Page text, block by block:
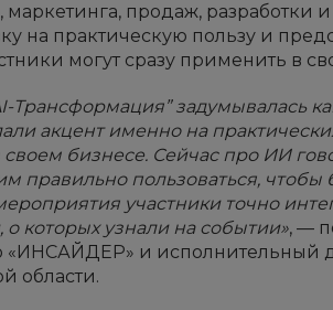
продаж, разработки
на практическую пользу и
могут сразу применить в
Трансформация” задумывалась
акцент именно на
бизнесе. Сейчас про ИИ
правильно пользоваться, чтобы
участники точно
которых узнали на событии», —
«ИНСАЙДЕР» и исполнительный
области.